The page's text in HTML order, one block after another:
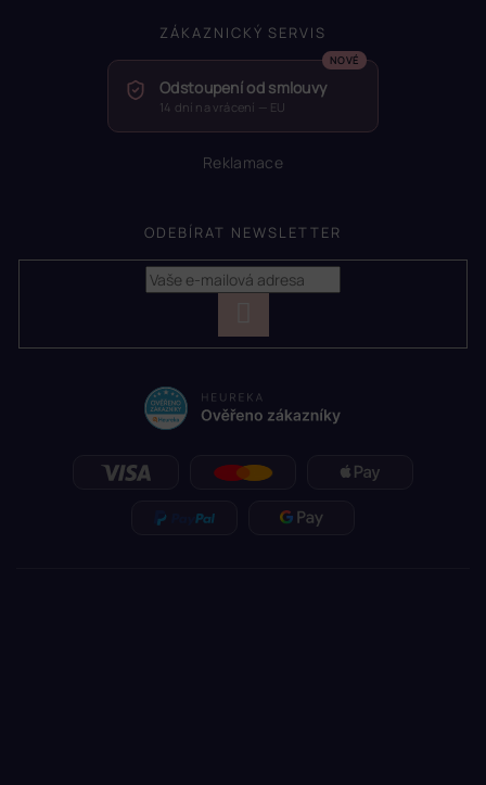
ZÁKAZNICKÝ SERVIS
Odstoupení od smlouvy
14 dní na vrácení — EU
Reklamace
ODEBÍRAT NEWSLETTER
SE